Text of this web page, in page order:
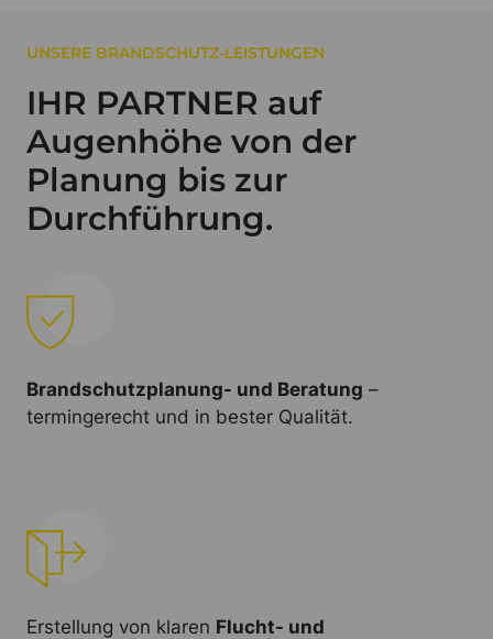
UNSERE BRANDSCHUTZ-LEISTUNGEN
IHR PARTNER auf
Augenhöhe von der
Planung bis zur
Durchführung.
Brandschutzplanung- und Beratung –
termingerecht und in bester Qualität.
Erstellung von klaren Flucht- und